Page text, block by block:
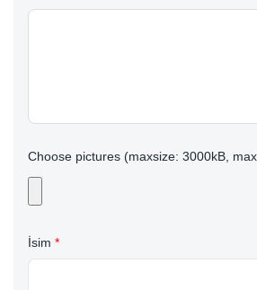
Choose pictures (maxsize: 3000kB,
İsim *